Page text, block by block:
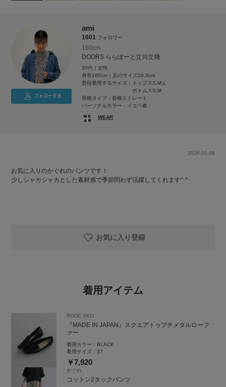
フォローする
ami
1601 フォロワー
160cm
DOORS ららぽーと立川立飛
30代｜女性
身長160cm｜足のサイズ24.0cm
普段着用するサイズ：
トップスS,M,L
ボトムスS,M
骨格タイプ：骨格ストレート
パーソナルカラー：イエベ春
WEAR
2026.02.08
お気に入りのかぐれのパンツです！
少しシャカシャカとした素材感で季節問わず活躍してくれます^ ^
お気に入り登録
着用アイテム
RODE SKO
『MADE IN JAPAN』スクエアトゥプチメタルローフ
ァー
着用カラー： BLACK
着用サイズ：37
￥7,920
かぐれ
コットン2タックパンツ